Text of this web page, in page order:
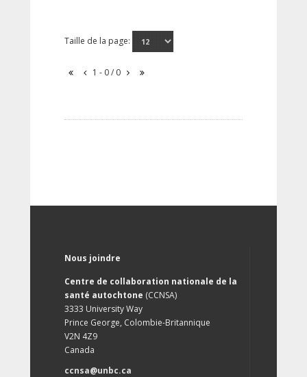
Taille de la page:
1 - 0 / 0
Nous joindre
Centre de collaboration nationale de la
santé autochtone (CCNSA)
3333 University Way
Prince George, Colombie-Britannique
V2N 4Z9
Canada
ccnsa@unbc.ca